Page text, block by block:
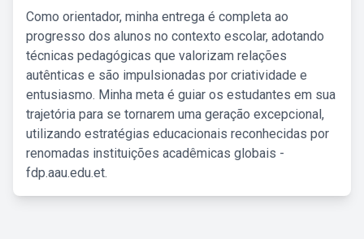
Como orientador, minha entrega é completa ao
progresso dos alunos no contexto escolar, adotando
técnicas pedagógicas que valorizam relações
autênticas e são impulsionadas por criatividade e
entusiasmo. Minha meta é guiar os estudantes em sua
trajetória para se tornarem uma geração excepcional,
utilizando estratégias educacionais reconhecidas por
renomadas instituições acadêmicas globais -
fdp.aau.edu.et.